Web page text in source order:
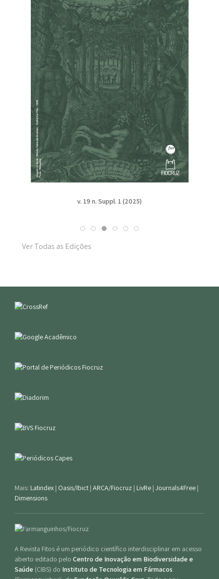
v. 19 n. Suppl. 1 (2025)
Ver Todas as Edições
Mais: Latindex | Oasis/Ibict | ARCA/Fiocruz | LivRe | Journals4Free |
Dimensions
A Revista Fitos é um periódico científico interdisciplinar em acesso
aberto editado pelo Centro de Inovação em Biodiversidade e
Saúde (CIBS) do Instituto de Tecnologia em Fármacos